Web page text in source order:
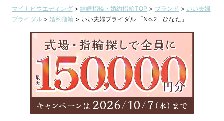
マイナビウエディング>結婚指輪・婚約指輪TOP > ブランド > いい夫婦
ブライダル>婚約指輪 > いい夫婦ブライダル 「No.2 ひなた」